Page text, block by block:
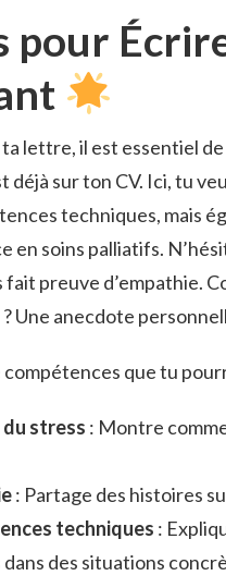
pour
ta lettre, il est essentiel
déjà sur ton CV. Ici, tu
techniques, mais
en soins palliatifs.
preuve d’empathie.
Une anecdote
compétences que tu
stress : Montre
: Partage des histoires
techniques :
des situations